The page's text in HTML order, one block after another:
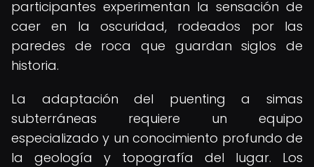
participantes experimentan la sensación de
caer en la oscuridad, rodeados por las
paredes de roca que guardan siglos de
historia.
La adaptación del puenting a simas
subterráneas requiere un equipo
especializado y un conocimiento profundo de
la geología y topografía del lugar. Los